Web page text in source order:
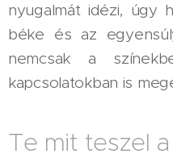
nyugalmát idézi, úgy
béke és az
nemcsak a
kapcsolatokban is
Te mit teszel